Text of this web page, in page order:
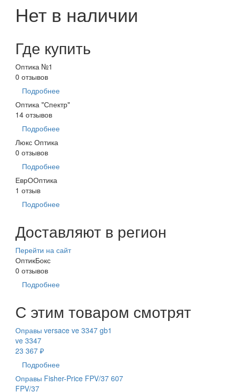
Нет в наличии
Где купить
Оптика №1
0 отзывов
Подробнее
Оптика "Спектр"
14 отзывов
Подробнее
Люкс Оптика
0 отзывов
Подробнее
ЕврООптика
1 отзыв
Подробнее
Доставляют в регион
Перейти на сайт
ОптикБокс
0 отзывов
Подробнее
С этим товаром смотрят
Оправы versace ve 3347 gb1
ve 3347
23 367 ₽
Подробнее
Оправы Fisher-Price FPV/37 607
FPV/37